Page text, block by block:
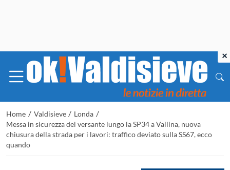
Home / Valdisieve / Londa /
Messa in sicurezza del versante lungo la SP34 a Vallina, nuova
chiusura della strada per i lavori: traffico deviato sulla SS67, ecco
quando
×